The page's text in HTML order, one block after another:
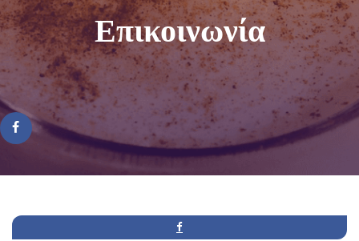
Επικοινωνία